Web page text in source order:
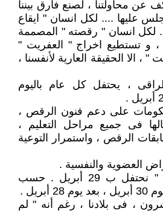
عن محاولتنا ، لصنع فارق بيننا
عليها .... لكل انسان " ايقاع
لكل انسان " رقصته " المصممة
تستطيع اخراج " العفريت "
، الا الحقيقة العارية لأنفسنا ،
، يحتفل كل عام باليوم
على دعم فنون الرقص ،
فى جميع مراحل التعليم ،
الرقص ، واستمرار التوعية
العضوية والنفسية .
فى بلادنا ، " مينفعش " نحتفل ب 29 أبريل . حسب
.
، فى بلادنا ، رغم أنه " لم